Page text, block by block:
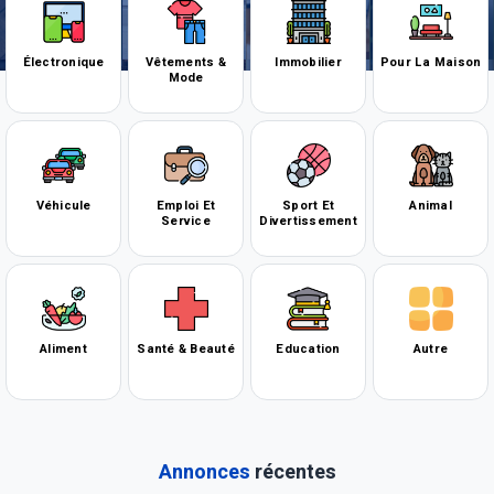
Électronique
Vêtements &
Mode
Immobilier Pour La Maison
Véhicule
Emploi Et
Service
Sport Et
Divertissement
Animal
Aliment Santé & Beauté Education Autre
Annonces récentes